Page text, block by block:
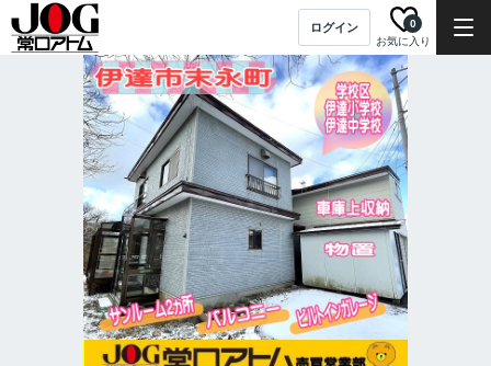
ログイン
お気に入り
0